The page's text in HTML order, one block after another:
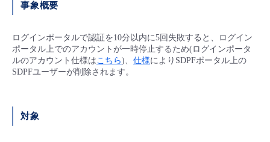
サポート
管理機能
すべてのメニューを見る
モニタリング/監査
サポート
管理機能
ネットワーク
IoT
モニタリング/監査
- 新規お申し込み方法
- ユーザー機能の管理
- セキュリティ・監査
- データと分析
- IoT
サービス稼働状況
故障/メンテナンス履歴
メンテナンス予定
パートナー
販売パートナー向けプログラム
トレーニング/操作動画
事象概要
ログインポータルで認証を10分以内に5回失敗すると、ログイン
ポータル上でのアカウントが一時停止するため(ログインポータ
ルのアカウント仕様はこちら)、 仕様によりSDPFポータル上の
SDPFユーザーが削除されます。
対象